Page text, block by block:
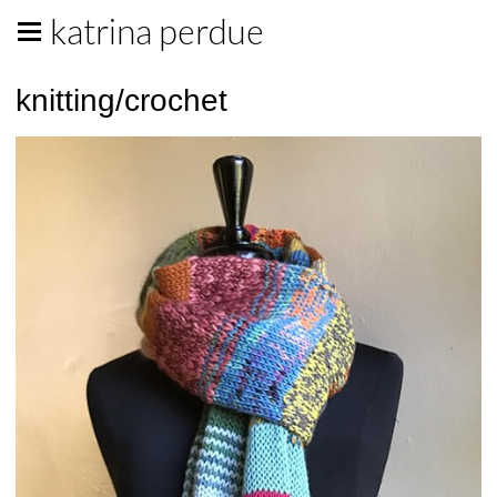
katrina perdue
knitting/crochet